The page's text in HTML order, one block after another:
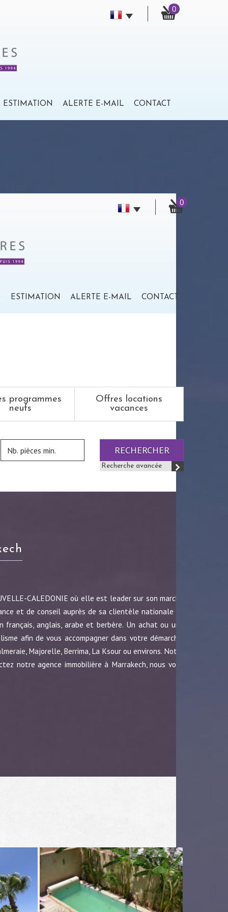
0
ESTIMATION ALERTE E-MAIL CONTACT
0
ESTIMATION ALERTE E-MAIL CONTACT
programmes
neufs
Offres locations
vacances
RECHERCHER
Recherche avancée
CALEDONIE où elle est leader sur son marché
et de conseil auprès de sa clientèle nationale et
anglais, arabe et berbère. Un achat ou une
afin de vous accompagner dans votre démarche.
Majorelle, Berrima, La Ksour ou environs. Notre
notre agence immobilière à Marrakech, nous vous